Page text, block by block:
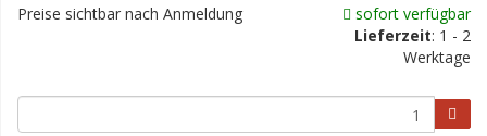
Preise sichtbar nach Anmeldung
sofort verfügbar
Lieferzeit: 1 - 2
Werktage